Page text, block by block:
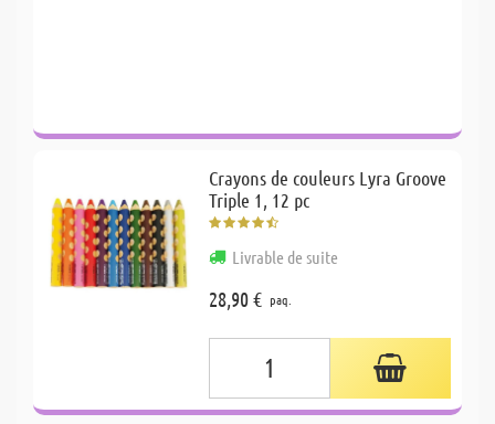
Crayons de couleurs Lyra Groove
Triple 1, 12 pc
Livrable de suite
28,90 € paq.